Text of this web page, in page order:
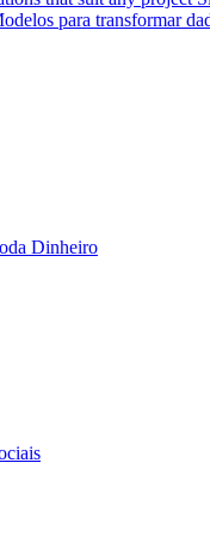
para transformar
Dinheiro